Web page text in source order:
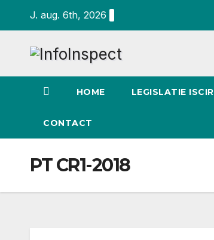
content
J. aug. 6th, 2026
HOME LEGISLATIE ISCIR
CONTACT
PT CR1-2018